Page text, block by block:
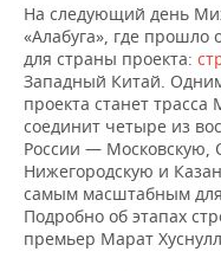
На следующий день
«Алабуга», где прошло
для страны проекта:
Западный Китай.
проекта станет
соединит четыре из
России — Московскую,
Нижегородскую и
самым масштабным
Подробно об этапах
премьер Марат